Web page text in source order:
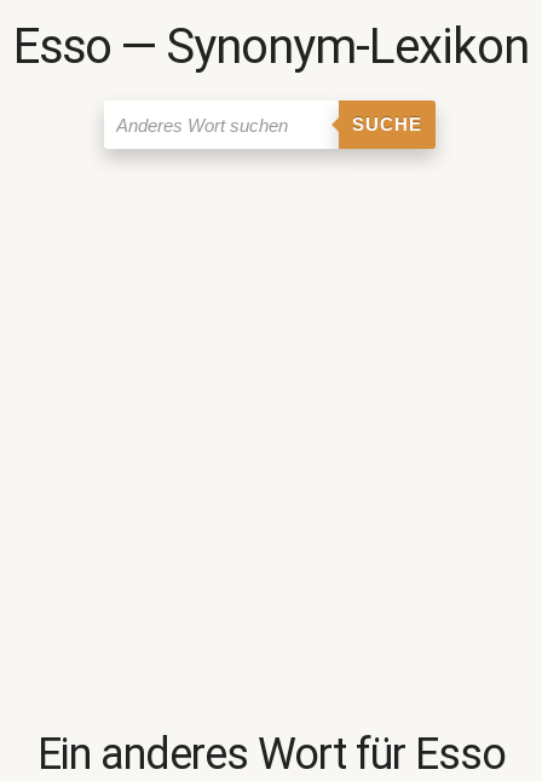
Esso ― Synonym-Lexikon
SUCHE
Ein anderes Wort für Esso